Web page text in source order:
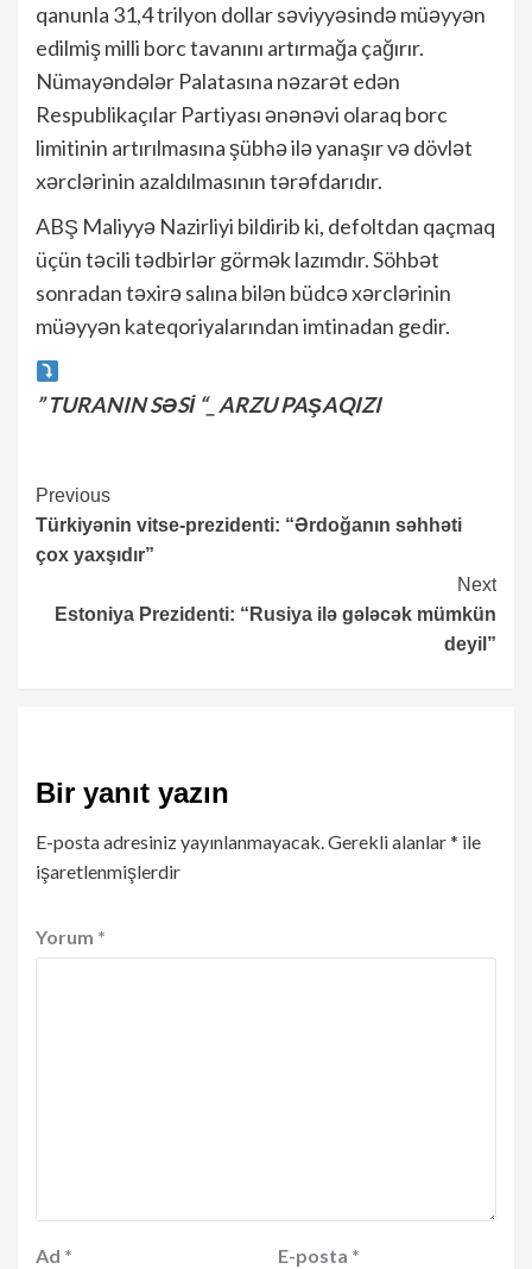
qanunla 31,4 trilyon dollar səviyyəsində müəyyən
edilmiş milli borc tavanını artırmağa çağırır.
Nümayəndələr Palatasına nəzarət edən
Respublikaçılar Partiyası ənənəvi olaraq borc
limitinin artırılmasına şübhə ilə yanaşır və dövlət
xərclərinin azaldılmasının tərəfdarıdır.
ABŞ Maliyyə Nazirliyi bildirib ki, defoltdan qaçmaq
üçün təcili tədbirlər görmək lazımdır. Söhbət
sonradan təxirə salına bilən büdcə xərclərinin
müəyyən kateqoriyalarından imtinadan gedir.
” TURANIN SƏSİ “_ ARZU PAŞAQIZI
Continue
Reading
Previous
Türkiyənin vitse-prezidenti: “Ərdoğanın səhhəti
çox yaxşıdır”
Next
Estoniya Prezidenti: “Rusiya ilə gələcək mümkün
deyil”
Bir yanıt yazın
E-posta adresiniz yayınlanmayacak.Gerekli alanlar* ile
işaretlenmişlerdir
Yorum *
Ad * E-posta *